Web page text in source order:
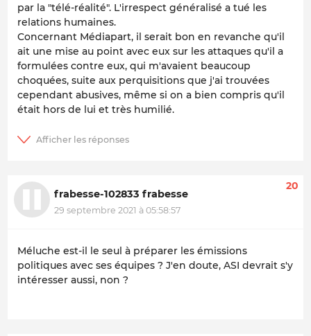
par la "télé-réalité". L'irrespect généralisé a tué les
relations humaines.
Concernant Médiapart, il serait bon en revanche qu'il
ait une mise au point avec eux sur les attaques qu'il a
formulées contre eux, qui m'avaient beaucoup
choquées, suite aux perquisitions que j'ai trouvées
cependant abusives, même si on a bien compris qu'il
était hors de lui et très humilié.
frabesse-102833 frabesse
29 septembre 2021 à 05:58:57
20
Méluche est-il le seul à préparer les émissions
politiques avec ses équipes ? J'en doute, ASI devrait s'y
intéresser aussi, non ?